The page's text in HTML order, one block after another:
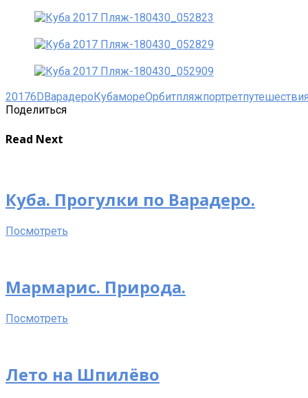
20176D Варадеро КубамореОрбитпляжпортрет
Поделиться
Read Next
Куба. Прогулки по Варадеро.
Посмотреть
Мармарис. Природа.
Посмотреть
Лето на Шпилёво